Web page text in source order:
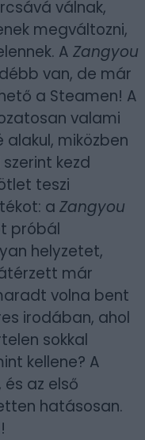
válnak,
megváltozni,
A Zangyou
van, de már
a Steamen! A
valami
miközben
kezd
teszi
a Zangyou
próbál
helyzetet,
már
volna bent
irodában, ahol
sokkal
kellene? A
az első
hatásosan.